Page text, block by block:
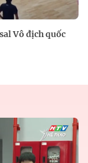
Vô địch quốc